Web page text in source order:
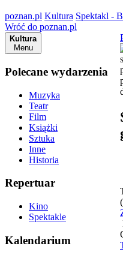
poznan.pl Kultura Spektakl -
Wróć do poznan.pl
Kultura
Menu
Polecane wydarzenia
Muzyka
Teatr
Film
Książki
Sztuka
Inne
Historia
Repertuar
Kino
Spektakle
Kalendarium